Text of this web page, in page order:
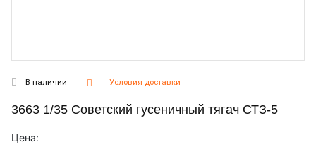
В наличии Условия доставки
3663 1/35 Советский гусеничный тягач СТЗ-5
Цена: